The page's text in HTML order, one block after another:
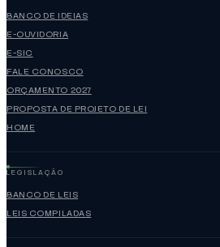
BANCO DE IDEIAS
E-OUVIDORIA
E-SIC
FALE CONOSCO
ORÇAMENTO 2027
PROPOSTA DE PROJETO DE LEI
HOME
LEGISLAÇÃO
BANCO DE LEIS
LEIS COMPILADAS